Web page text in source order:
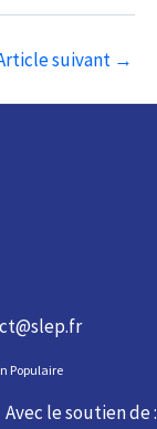
suivant →
Populaire
Avec le soutien de :